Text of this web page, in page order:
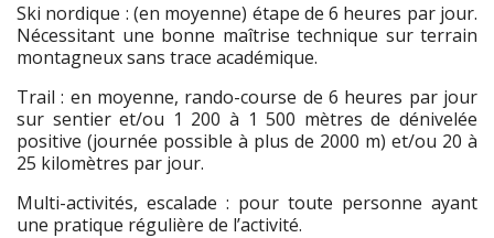
Ski nordique : (en moyenne) étape de 6 heures par jour.
Nécessitant une bonne maîtrise technique sur terrain
montagneux sans trace académique.
Trail : en moyenne, rando-course de 6 heures par jour
sur sentier et/ou 1 200 à 1 500 mètres de dénivelée
positive (journée possible à plus de 2000 m) et/ou 20 à
25 kilomètres par jour.
Multi-activités, escalade : pour toute personne ayant
une pratique régulière de l’activité.